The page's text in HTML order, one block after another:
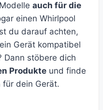
auch für die
einen Whirlpool
du darauf achten,
Gerät kompatibel
Dann stöbere dich
Produkte und finde
für dein Gerät.